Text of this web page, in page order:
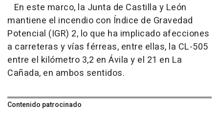
En este marco, la Junta de Castilla y León
mantiene el incendio con Índice de Gravedad
Potencial (IGR) 2, lo que ha implicado afecciones
a carreteras y vías férreas, entre ellas, la CL-505
entre el kilómetro 3,2 en Ávila y el 21 en La
Cañada, en ambos sentidos.
Contenido patrocinado